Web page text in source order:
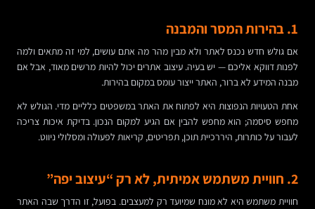
1. בהירות המסר והמבנה
אם גולש חדש נכנס לאתר ולא מבין מהר מה אתם עושים, למי זה מתאים ולמה
לפנות דווקא אליכם — יש בעיה. עיצוב אתרים יכול להיות מרשים מאוד, אבל אם
מבנה המידע לא ברור, האתר ייצור עומס במקום בהירות.
אחת הטעויות הנפוצות היא לפתוח את האתר במשפטים כלליים מדי. הגולש לא
מחפש סיסמה; הוא מחפש להבין אם הגיע למקום הנכון. בדיקת איכות צריכה
לעבור על כותרות, היררכיית תוכן, תפריטים, קריאות לפעולה ומסלולי ניווט.
2. חוויית משתמש אמיתית, לא רק “עיצוב יפה”
חוויית משתמש היא לא מונח שמיועד רק למעצבים. בפועל, זו הדרך שבה האתר